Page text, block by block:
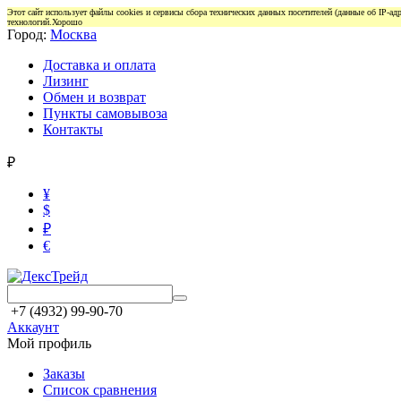
Этот сайт использует файлы cookies и сервисы сбора технических данных посетителей (данные об IP-
технологий. Хорошо
Город: Москва
Доставка и оплата
Лизинг
Обмен и возврат
Пункты самовывоза
Контакты
₽
¥
$
₽
€
+7 (4932) 99-90-70
Аккаунт
Мой профиль
Заказы
Список сравнения